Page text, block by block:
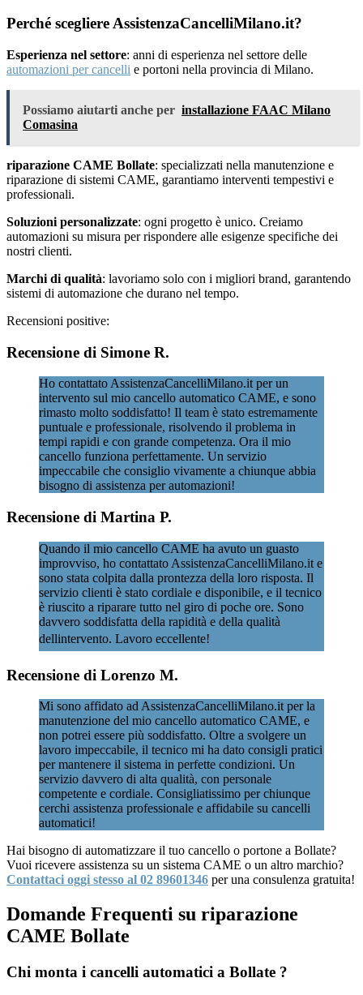
Perché scegliere AssistenzaCancelliMilano.it?
Esperienza nel settore: anni di esperienza nel settore delle
automazioni per cancelli e portoni nella provincia di Milano.
Possiamo aiutarti anche per installazione FAAC Milano
Comasina
riparazione CAME Bollate: specializzati nella manutenzione e
riparazione di sistemi CAME, garantiamo interventi tempestivi e
professionali.
Soluzioni personalizzate: ogni progetto è unico. Creiamo
automazioni su misura per rispondere alle esigenze specifiche dei
nostri clienti.
Marchi di qualità: lavoriamo solo con i migliori brand, garantendo
sistemi di automazione che durano nel tempo.
Recensioni positive:
Recensione di Simone R.
Ho contattato AssistenzaCancelliMilano.it per un
intervento sul mio cancello automatico CAME, e sono
rimasto molto soddisfatto! Il team è stato estremamente
puntuale e professionale, risolvendo il problema in
tempi rapidi e con grande competenza. Ora il mio
cancello funziona perfettamente. Un servizio
impeccabile che consiglio vivamente a chiunque abbia
bisogno di assistenza per automazioni!
Recensione di Martina P.
Quando il mio cancello CAME ha avuto un guasto
improvviso, ho contattato AssistenzaCancelliMilano.it e
sono stata colpita dalla prontezza della loro risposta. Il
servizio clienti è stato cordiale e disponibile, e il tecnico
è riuscito a riparare tutto nel giro di poche ore. Sono
davvero soddisfatta della rapidità e della qualità
dellintervento. Lavoro eccellente!
Recensione di Lorenzo M.
Mi sono affidato ad AssistenzaCancelliMilano.it per la
manutenzione del mio cancello automatico CAME, e
non potrei essere più soddisfatto. Oltre a svolgere un
lavoro impeccabile, il tecnico mi ha dato consigli pratici
per mantenere il sistema in perfette condizioni. Un
servizio davvero di alta qualità, con personale
competente e cordiale. Consigliatissimo per chiunque
cerchi assistenza professionale e affidabile su cancelli
automatici!
Hai bisogno di automatizzare il tuo cancello o portone a Bollate?
Vuoi ricevere assistenza su un sistema CAME o un altro marchio?
Contattaci oggi stesso al 02 89601346 per una consulenza gratuita!
Domande Frequenti su riparazione
CAME Bollate
Chi monta i cancelli automatici a Bollate ?